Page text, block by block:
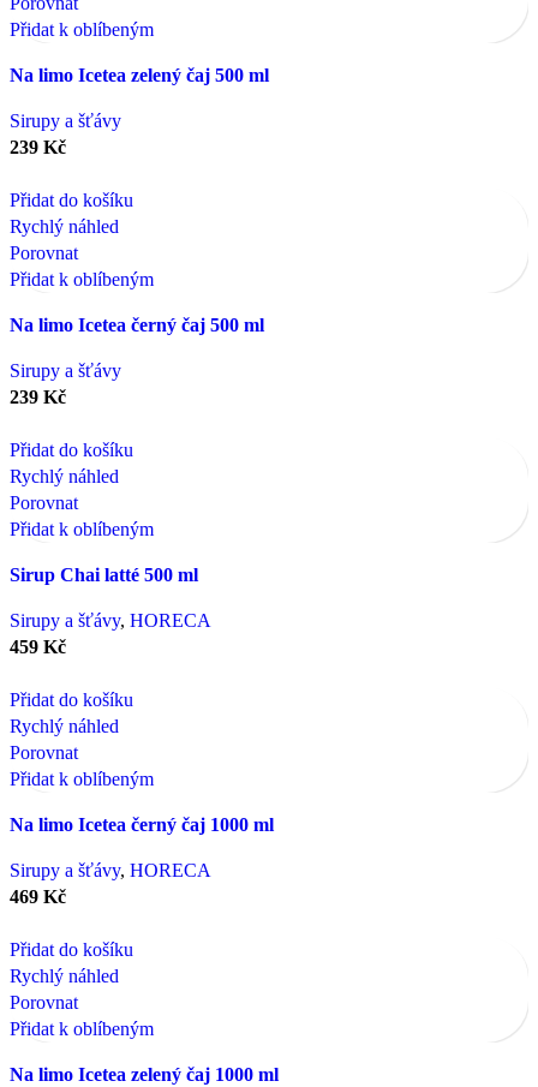
Přidat k oblíbeným
Na limo Icetea zelený čaj 500 ml
Sirupy a šťávy
239 Kč
Přidat do košíku
Rychlý náhled
Porovnat
Přidat k oblíbeným
Na limo Icetea černý čaj 500 ml
Sirupy a šťávy
239 Kč
Přidat do košíku
Rychlý náhled
Porovnat
Přidat k oblíbeným
Sirup Chai latté 500 ml
Sirupy a šťávy, HORECA
459 Kč
Přidat do košíku
Rychlý náhled
Porovnat
Přidat k oblíbeným
Na limo Icetea černý čaj 1000 ml
Sirupy a šťávy, HORECA
469 Kč
Přidat do košíku
Rychlý náhled
Porovnat
Přidat k oblíbeným
Na limo Icetea zelený čaj 1000 ml